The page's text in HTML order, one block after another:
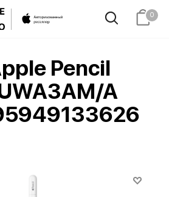
0
Pencil
A